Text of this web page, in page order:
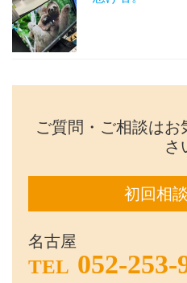
ご質問・ご相談は
さ
初回相
名古屋
TEL 052-253-